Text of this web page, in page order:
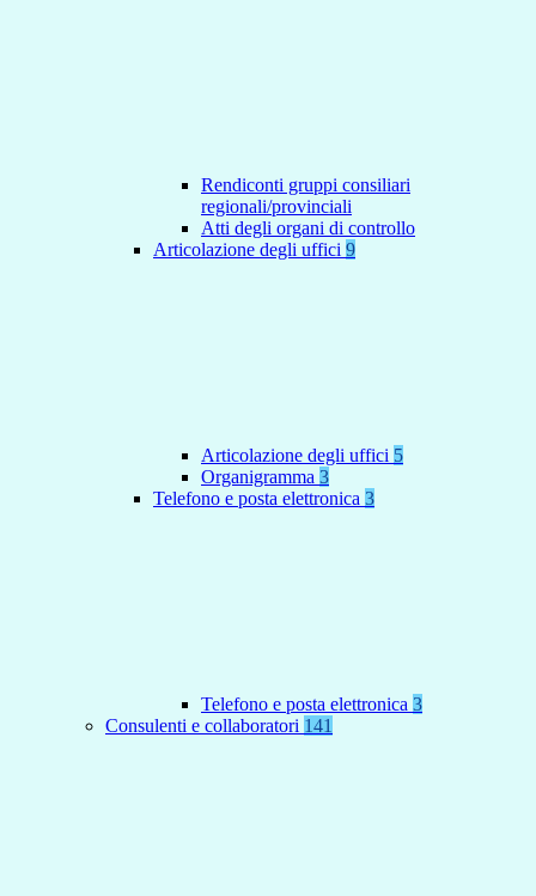
Rendiconti gruppi consiliari
regionali/provinciali
Atti degli organi di controllo
Articolazione degli uffici 9
Articolazione degli uffici 5
Organigramma 3
Telefono e posta elettronica 3
Telefono e posta elettronica 3
Consulenti e collaboratori 141